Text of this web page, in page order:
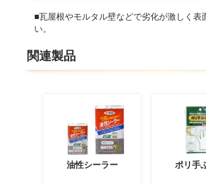
■瓦屋根やモルタル壁などで劣化が激しく
い。
関連製品
油性シーラー ポリ手